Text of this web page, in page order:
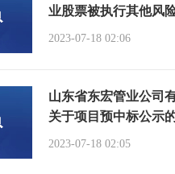
业股票被执行其他风
股票停牌的提示性公告
2023-07-18 02:06
山东省东宏管业公司
关于项目预中标公示
2023-07-18 02:05